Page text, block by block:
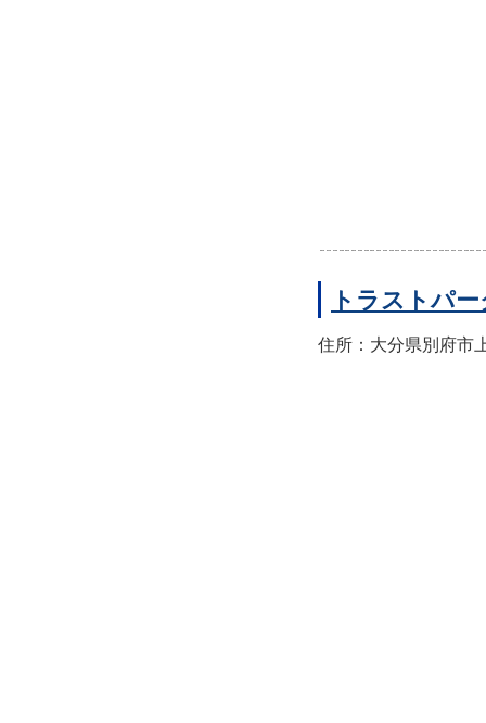
トラストパ
住所：大分県別府市